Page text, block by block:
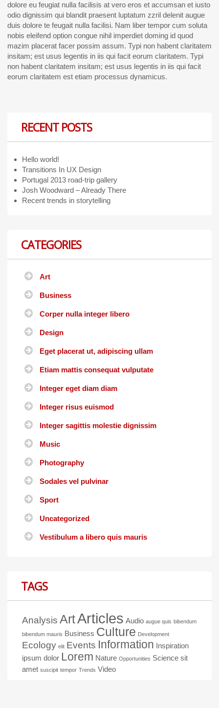
dolore eu feugiat nulla facilisis at vero eros et accumsan et iusto
odio dignissim qui blandit praesent luptatum zzril delenit augue
duis dolore te feugait nulla facilisi. Nam liber tempor cum soluta
nobis eleifend option congue nihil imperdiet doming id quod
mazim placerat facer possim assum. Typi non habent claritatem
insitam; est usus legentis in iis qui facit eorum claritatem. Typi
non habent claritatem insitam; est usus legentis in iis qui facit
eorum claritatem est etiam processus dynamicus.
RECENT POSTS
Hello world!
Transitions In UX Design
Portugal 2013 road-trip gallery
Josh Woodward – Already There
Recent trends in storytelling
CATEGORIES
Art
Business
Corper nulla integer libero
Design
Eget placerat ut, adipiscing ullam
Etiam mattis consequat vulputate
Integer eget diam diam
Integer risus euismod
Integer sagittis molestie dignissim
Music
Photography
Sodales vel pulvinar
Sport
Uncategorized
Vestibulum a libero quis mauris
TAGS
Analysis ArtArticles Audio augue quis bibendum
bibendum mauris Business Culture Development
Ecology elit Events Information Inspiration
ipsum dolor Lorem Nature Opportunities Science sit
amet suscipit tempor Trends Video